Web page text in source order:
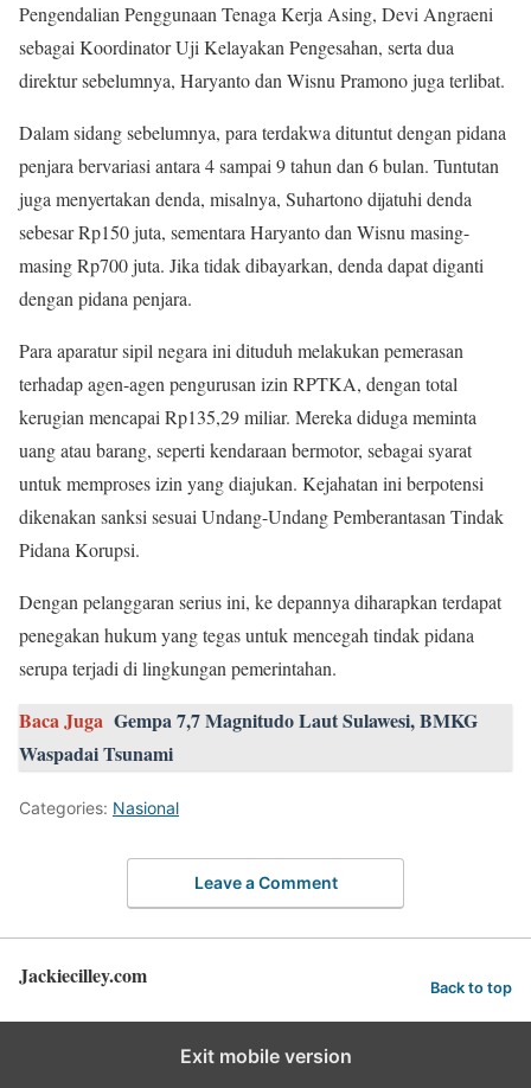
Pengendalian Penggunaan Tenaga Kerja Asing, Devi Angraeni
sebagai Koordinator Uji Kelayakan Pengesahan, serta dua
direktur sebelumnya, Haryanto dan Wisnu Pramono juga terlibat.
Dalam sidang sebelumnya, para terdakwa dituntut dengan pidana
penjara bervariasi antara 4 sampai 9 tahun dan 6 bulan. Tuntutan
juga menyertakan denda, misalnya, Suhartono dijatuhi denda
sebesar Rp150 juta, sementara Haryanto dan Wisnu masing-
masing Rp700 juta. Jika tidak dibayarkan, denda dapat diganti
dengan pidana penjara.
Para aparatur sipil negara ini dituduh melakukan pemerasan
terhadap agen-agen pengurusan izin RPTKA, dengan total
kerugian mencapai Rp135,29 miliar. Mereka diduga meminta
uang atau barang, seperti kendaraan bermotor, sebagai syarat
untuk memproses izin yang diajukan. Kejahatan ini berpotensi
dikenakan sanksi sesuai Undang-Undang Pemberantasan Tindak
Pidana Korupsi.
Dengan pelanggaran serius ini, ke depannya diharapkan terdapat
penegakan hukum yang tegas untuk mencegah tindak pidana
serupa terjadi di lingkungan pemerintahan.
Baca Juga Gempa 7,7 Magnitudo Laut Sulawesi, BMKG
Waspadai Tsunami
Categories: Nasional
Leave a Comment
Jackiecilley.com Back to top
Exit mobile version